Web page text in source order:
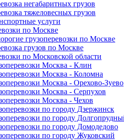
негабаритных грузов
тяжеловесных грузов
услуги
по Москве
грузоперевозки по Москве
грузов по Москве
по Московской области
Москва - Клин
Москва - Коломна
Москва - Орехово-Зуево
Москва - Серпухов
Москва - Чехов
по городу Дзержинск
по городу
по городу Домодедово
по городу Жуковский